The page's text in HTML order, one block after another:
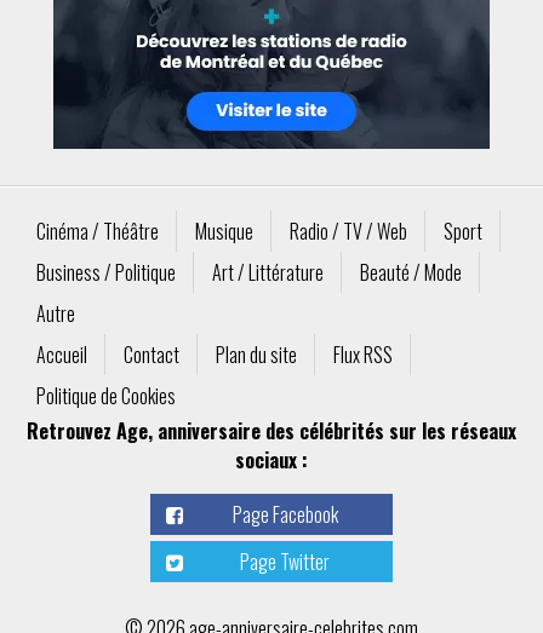
Cinéma / Théâtre Musique Radio / TV / Web
Sport
Business / Politique
Art / Littérature
Beauté / Mode
Autre
Accueil
Contact Plan du site
Flux RSS
Politique de Cookies
Retrouvez Age, anniversaire des célébrités sur les réseaux
sociaux :
Page Facebook
Page Twitter